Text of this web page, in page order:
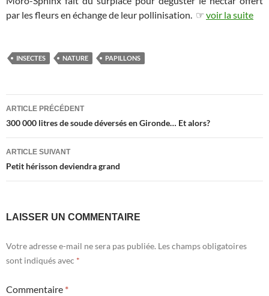
par les fleurs en échange de leur pollinisation. ☞ voir la suite
INSECTES NATURE PAPILLONS
Navigation
des
articles
ARTICLE PRÉCÉDENT
300 000 litres de soude déversés en Gironde… Et alors?
ARTICLE SUIVANT
Petit hérisson deviendra grand
LAISSER UN COMMENTAIRE
Votre adresse e-mail ne sera pas publiée. Les champs obligatoires
sont indiqués avec *
Commentaire *